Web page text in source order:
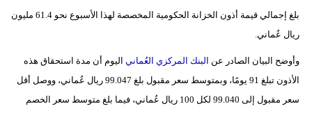
علوم
بيئة
مدوَّنات
بلغ إجمالي قيمة أذون الخزانة الحكومية المخصصة لهذا الأسبوع نحو 61.4 مليون
ريال عُماني.
وأوضح البيان الصادر عن البنك المركزي العُماني اليوم أن مدة استحقاق هذه
الأذون تبلغ 91 يومًا، وبمتوسط سعر مقبول بلغ 99.047 ريال عُماني، ووصل أقل
سعر مقبول إلى 99.040 لكل 100 ريال عُماني، فيما بلغ متوسط سعر الخصم